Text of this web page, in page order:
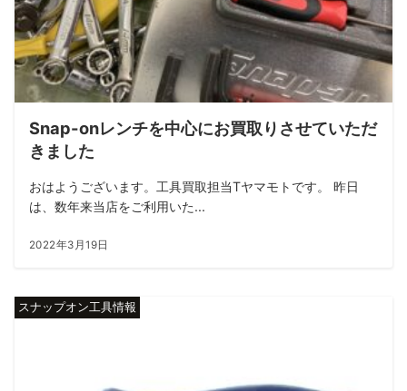
Snap-onレンチを中心にお買取りさせていただ
きました
おはようございます。工具買取担当Tヤマモトです。 昨日
は、数年来当店をご利用いた...
2022年3月19日
スナップオン工具情報